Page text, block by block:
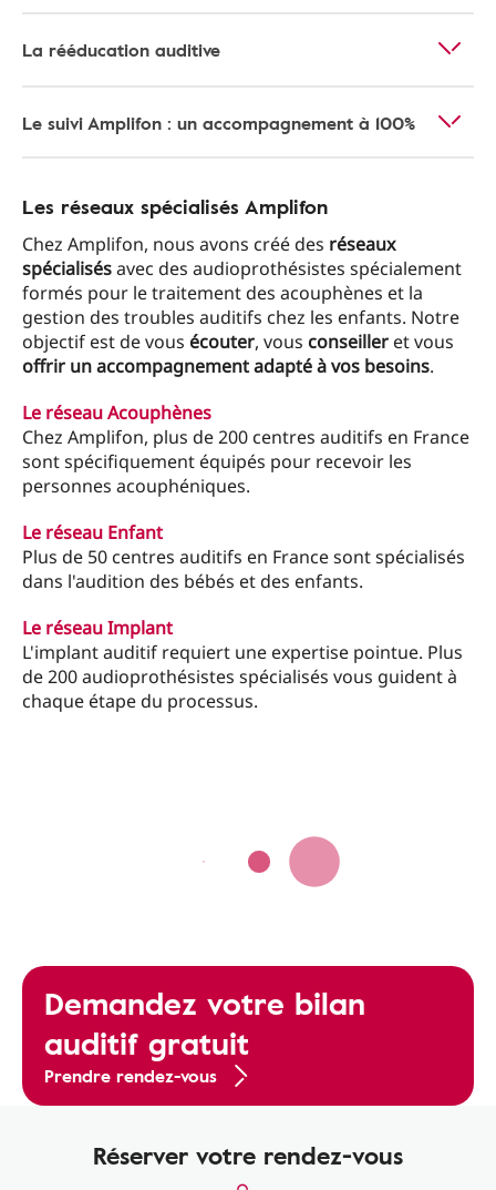
La rééducation auditive
Le suivi Amplifon : un accompagnement à 100%
Les réseaux spécialisés Amplifon
Chez Amplifon, nous avons créé des réseaux
spécialisésavec des audioprothésistes spécialement
formés pour le traitement des acouphènes et la
gestion des troubles auditifs chez les enfants. Notre
objectif est de vous écouter, vous conseiller et vous
offrir un accompagnement adapté à vos besoins.
Le réseau Acouphènes
Chez Amplifon, plus de 200 centres auditifs en France
sont spécifiquement équipés pour recevoir les
personnes acouphéniques.
Le réseau Enfant
Plus de 50 centres auditifs en France sont spécialisés
dans l'audition des bébés et des enfants.
Le réseau Implant
L'implant auditif requiert une expertise pointue. Plus
de 200 audioprothésistes spécialisés vous guident à
chaque étape du processus.
Demandez votre bilan
auditif gratuit
Prendre rendez-vous
Réserver votre rendez-vous